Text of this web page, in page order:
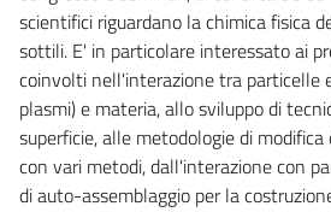
scientifici riguardano la chimica fisica
sottili. E' in particolare interessato ai
coinvolti nell'interazione tra particelle
plasmi) e materia, allo sviluppo di
superficie, alle metodologie di
con vari metodi, dall'interazione con
di auto-assemblaggio per la